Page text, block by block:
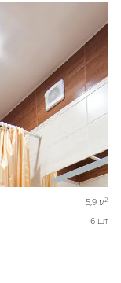
5,9 м2
6 шт